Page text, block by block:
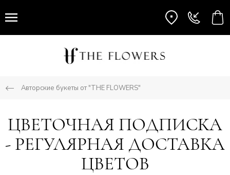
Авторские букеты от "THE FLOWERS"
ЦВЕТОЧНАЯ ПОДПИСКА
- РЕГУЛЯРНАЯ ДОСТАВКА
ЦВЕТОВ